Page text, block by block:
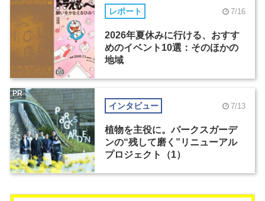
レポート 7/16
2026年夏休みに行ける、おすす
めのイベント10選：そのほかの
地域
インタビュー 7/13
植物を主役に。パークスガーデ
ンの“残して磨く”リニューアル
プロジェクト（1）
PR